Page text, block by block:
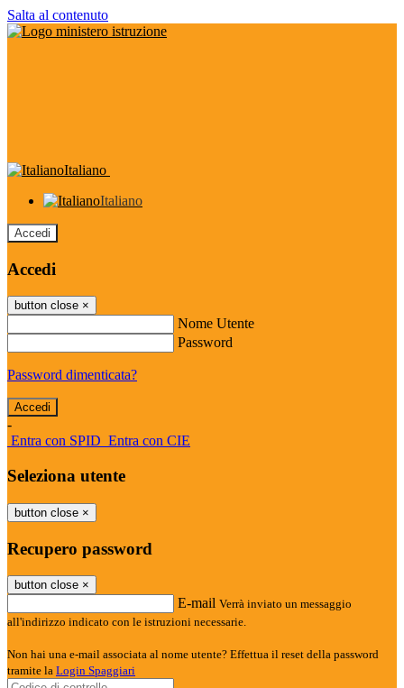
Salta al contenuto
Italiano
Italiano
Accedi
Accedi
button close ×
Nome Utente
Password
Password dimenticata?
-
Entra con SPID Entra con CIE
Seleziona utente
button close ×
Recupero password
button close ×
E-mail Verrà inviato un messaggio
all'indirizzo indicato con le istruzioni necessarie.
Non hai una e-mail associata al nome utente? Effettua il reset della password
tramite la Login Spaggiari